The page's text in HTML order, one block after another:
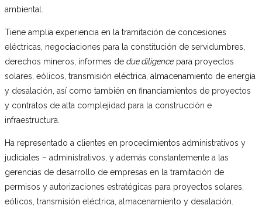
ambiental.
Tiene amplia experiencia en la tramitación de concesiones
eléctricas, negociaciones para la constitución de servidumbres,
derechos mineros, informes de due diligence para proyectos
solares, eólicos, transmisión eléctrica, almacenamiento de energía
y desalación, así como también en financiamientos de proyectos
y contratos de alta complejidad para la construcción e
infraestructura.
Ha representado a clientes en procedimientos administrativos y
judiciales – administrativos, y además constantemente a las
gerencias de desarrollo de empresas en la tramitación de
permisos y autorizaciones estratégicas para proyectos solares,
eólicos, transmisión eléctrica, almacenamiento y desalación.